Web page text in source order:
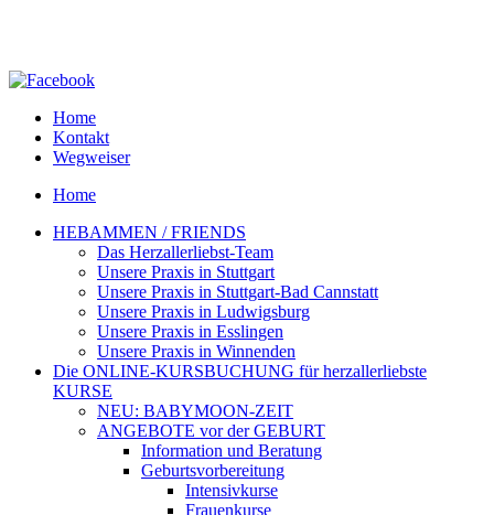
Home
Kontakt
Wegweiser
Home
HEBAMMEN / FRIENDS
Das Herzallerliebst-Team
Unsere Praxis in Stuttgart
Unsere Praxis in Stuttgart-Bad Cannstatt
Unsere Praxis in Ludwigsburg
Unsere Praxis in Esslingen
Unsere Praxis in Winnenden
Die ONLINE-KURSBUCHUNG für herzallerliebste
KURSE
NEU: BABYMOON-ZEIT
ANGEBOTE vor der GEBURT
Information und Beratung
Geburtsvorbereitung
Intensivkurse
Frauenkurse